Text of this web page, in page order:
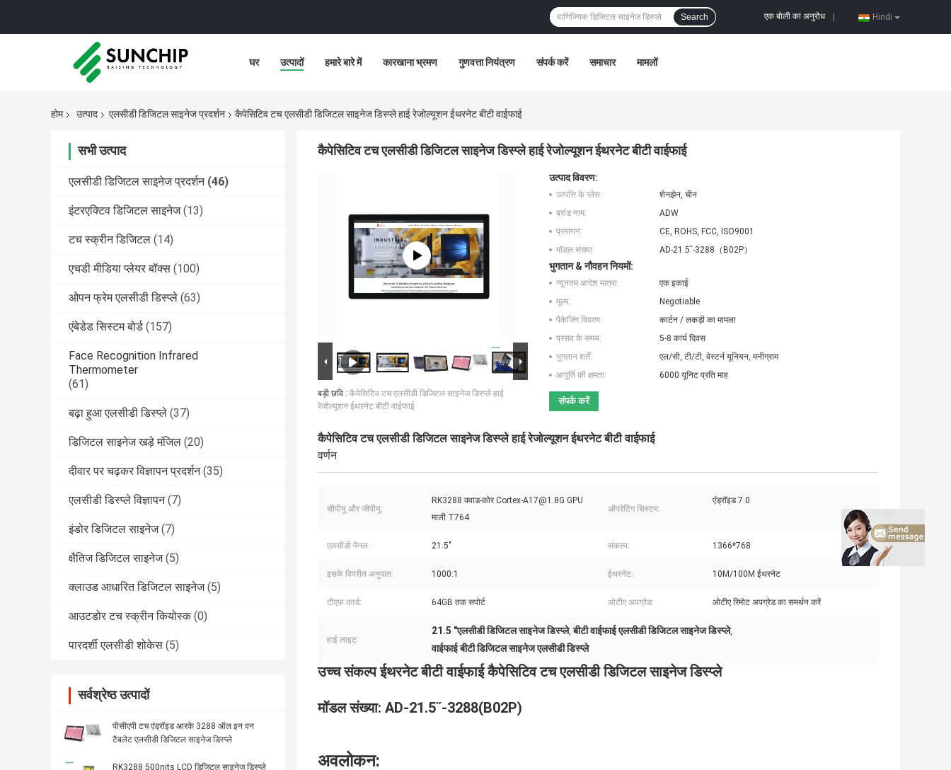
Hindi
एक बोली का अनुरोध
Search
घर उत्पादों हमारे बारे में कारखाना भ्रमण गुणवत्ता नियंत्रण संपर्क करें समाचार मामलों
होम उत्पाद एलसीडी डिजिटल साइनेज प्रदर्शन कैपेसिटिव टच एलसीडी डिजिटल साइनेज डिस्प्ले हाई रेजोल्यूशन ईथरनेट बीटी वाईफाई
सभी उत्पाद
एलसीडी डिजिटल साइनेज प्रदर्शन (46)
इंटरएक्टिव डिजिटल साइनेज (13)
टच स्क्रीन डिजिटल (14)
एचडी मीडिया प्लेयर बॉक्स (100)
ओपन फ्रेम एलसीडी डिस्प्ले (63)
एंबेडेड सिस्टम बोर्ड (157)
Face Recognition Infrared
Thermometer
(61)
बढ़ा हुआ एलसीडी डिस्प्ले (37)
डिजिटल साइनेज खड़े मंजिल (20)
दीवार पर चढ़कर विज्ञापन प्रदर्शन (35)
एलसीडी डिस्प्ले विज्ञापन (7)
इंडोर डिजिटल साइनेज (7)
क्षैतिज डिजिटल साइनेज (5)
क्लाउड आधारित डिजिटल साइनेज (5)
आउटडोर टच स्क्रीन कियोस्क (0)
पारदर्शी एलसीडी शोकेस (5)
सर्वश्रेष्ठ उत्पादों
पीसीएपी टच एंड्रॉइड आरके 3288 ऑल इन वन
टैबलेट एलसीडी डिजिटल साइनेज डिस्प्ले
RK3288 500nits LCD डिजिटल साइनेज डिस्प्ले
कैपेसिटिव टच एलसीडी डिजिटल साइनेज डिस्प्ले हाई रेजोल्यूशन ईथरनेट बीटी वाईफाई
बड़ी छवि : कैपेसिटिव टच एलसीडी डिजिटल साइनेज डिस्प्ले हाई
रेजोल्यूशन ईथरनेट बीटी वाईफाई
उत्पाद विवरण:
उत्पत्ति के प्लेस:
शेनझेन, चीन
ब्रांड नाम:
ADW
प्रमाणन:
CE, ROHS, FCC, ISO9001
मॉडल संख्या:
AD-21.5ʺ-3288（B02P）
भुगतान & नौवहन नियमों:
न्यूनतम आदेश मात्रा:
एक इकाई
मूल्य:
Negotiable
पैकेजिंग विवरण:
कार्टन / लकड़ी का मामला
प्रसव के समय:
5-8 कार्य दिवस
भुगतान शर्तें:
एल/सी, टी/टी, वेस्टर्न यूनियन, मनीग्राम
आपूर्ति की क्षमता:
6000 यूनिट प्रति माह
संपर्क करें
कैपेसिटिव टच एलसीडी डिजिटल साइनेज डिस्प्ले हाई रेजोल्यूशन ईथरनेट बीटी वाईफाई
वर्णन
सीपीयू और जीपीयू:
RK3288 क्वाड-कोर Cortex-A17@1.8G GPU
माली T764
ऑपरेटिंग सिस्टम:
एंड्रॉइड 7.0
एलसीडी पैनल: 21.5" संकल्प: 1366*768
इसके विपरीत अनुपात: 1000:1 ईथरनेट: 10M/100M ईथरनेट
टीएफ कार्ड: 64GB तक सपोर्ट ओटीए अपग्रेड: ओटीए रिमोट अपग्रेड का समर्थन करें
हाई लाइट:
21.5 "एलसीडी डिजिटल साइनेज डिस्प्ले,बीटी वाईफाई एलसीडी डिजिटल साइनेज डिस्प्ले,
वाईफाई बीटी डिजिटल साइनेज एलसीडी डिस्प्ले
उच्च संकल्प ईथरनेट बीटी वाईफाई कैपेसिटिव टच एलसीडी डिजिटल साइनेज डिस्प्ले
मॉडल संख्या: AD-21.5ʺ-3288(B02P)
अवलोकन: